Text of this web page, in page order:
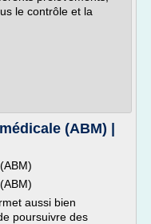
le contrôle et la
(ABM) |
aussi bien
poursuivre des